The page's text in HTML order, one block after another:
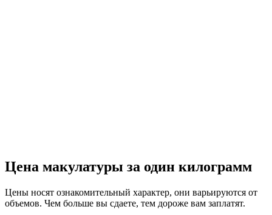
Цена макулатуры за один килограмм
Цены носят ознакомительный характер, они варьируются от
объемов. Чем больше вы сдаете, тем дороже вам заплатят.